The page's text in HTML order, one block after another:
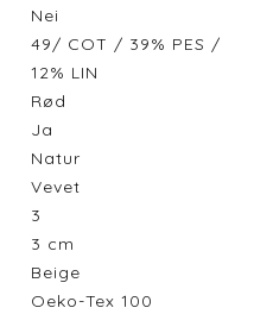
Nei
49/ COT / 39% PES /
12% LIN
Rød
Ja
Natur
Vevet
3
3 cm
Beige
Oeko-Tex 100